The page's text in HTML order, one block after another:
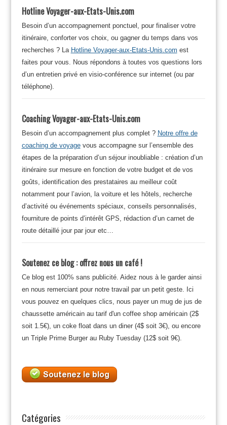
Hotline Voyager-aux-Etats-Unis.com
Besoin d’un accompagnement ponctuel, pour finaliser votre
itinéraire, conforter vos choix, ou gagner du temps dans vos
recherches ? La Hotline Voyager-aux-Etats-Unis.com est
faites pour vous. Nous répondons à toutes vos questions lors
d’un entretien privé en visio-conférence sur internet (ou par
téléphone).
Coaching Voyager-aux-Etats-Unis.com
Besoin d’un accompagnement plus complet ? Notre offre de
coaching de voyagevous accompagne sur l’ensemble des
étapes de la préparation d’un séjour inoubliable : création d’un
itinéraire sur mesure en fonction de votre budget et de vos
goûts, identification des prestataires au meilleur coût
notamment pour l’avion, la voiture et les hôtels, recherche
d’activité ou événements spéciaux, conseils personnalisés,
fourniture de points d’intérêt GPS, rédaction d’un carnet de
route détaillé jour par jour etc…
Soutenez ce blog : offrez nous un café !
Ce blog est 100% sans publicité. Aidez nous à le garder ainsi
en nous remerciant pour notre travail par un petit geste. Ici
vous pouvez en quelques clics, nous payer un mug de jus de
chaussette américain au tarif d'un coffee shop américain (2$
soit 1.5€), un coke float dans un diner (4$ soit 3€), ou encore
un Triple Prime Burger au Ruby Tuesday (12$ soit 9€).
Catégories